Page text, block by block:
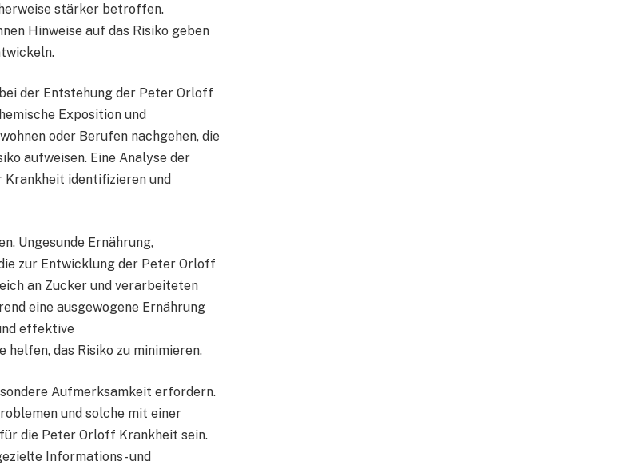
stärker betroffen.
Hinweise auf das Risiko geben
der Entstehung der Peter Orloff
Exposition und
oder Berufen nachgehen, die
aufweisen. Eine Analyse der
Krankheit identifizieren und
Ungesunde Ernährung,
zur Entwicklung der Peter Orloff
an Zucker und verarbeiteten
eine ausgewogene Ernährung
effektive
das Risiko zu minimieren.
Aufmerksamkeit erfordern.
und solche mit einer
die Peter Orloff Krankheit sein.
Informations- und